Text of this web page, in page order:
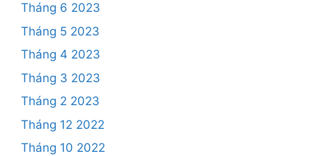
Tháng 6 2023
Tháng 5 2023
Tháng 4 2023
Tháng 3 2023
Tháng 2 2023
Tháng 12 2022
Tháng 10 2022